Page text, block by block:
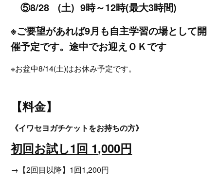
⑤8/28 (土)9時～12時(最大3時間)
※ご要望があれば9月も自主学習の場として開
催予定です。途中でお迎えＯＫです
※お盆中8/14(土)はお休み予定です。
【料金】
《イワセヨガチケットをお持ちの方》
初回お試し1回 1,000円
→【2回目以降】1回1,200円